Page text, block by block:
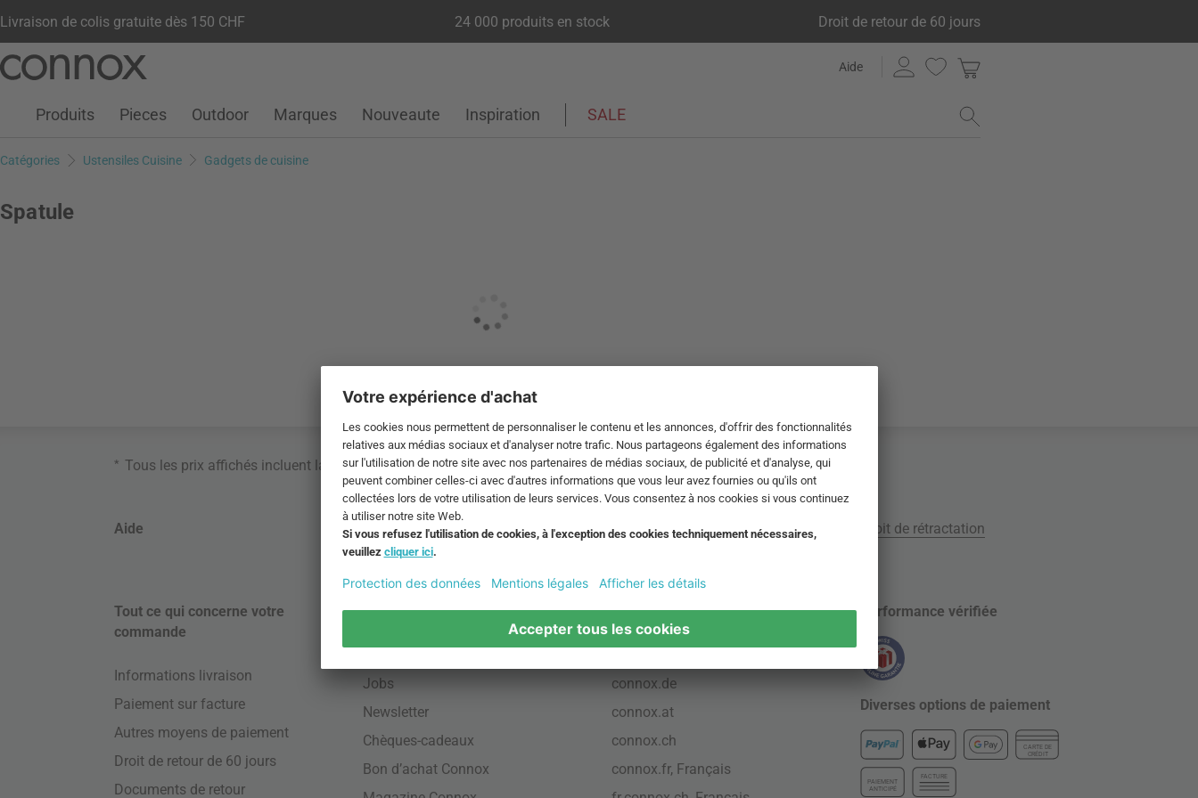
Livraison de colis gratuite dès 150 CHF 24 000 produits en stock Droit de retour de 60 jours
contenu
Aide
Votre compteListe de souhaits
Warenkorb
Produits Pieces Outdoor Marques Nouveaute Inspiration SALE
Catégories Ustensiles Cuisine Gadgets de cuisine
Spatule
* Tous les prix affichés incluent la TVA. Ne sont pas compris lesFrais de livraison.
Aide Formulaire de contact CGV,Mentions légales,Protection
Droit de rétractation
Tout ce qui concerne votre
commande
Informations livraison
Paiement sur facture
Autres moyens de paiement
Droit de retour de 60 jours
Documents de retour
À propos
Jobs
Newsletter
Chèques-cadeaux
Bon d’achat Connox
International
connox.de
connox.at
connox.ch
connox.fr, Français
Performance vérifiée
Diverses options de paiement
CARTE DE
CRÉDIT
PAIEMENT
ANTICIPÉ
FACTURE